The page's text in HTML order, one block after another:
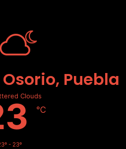
Puebla
Clouds
℃
- 23º